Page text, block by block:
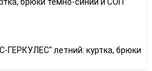
летний: куртка, брюки